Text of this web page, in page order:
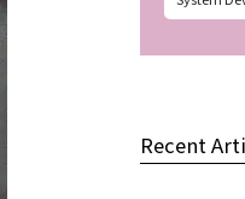
Recent